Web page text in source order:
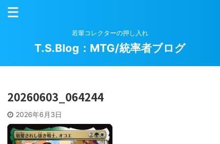
若輩コレクターの押し入れ
T.S.Blog：MTG/統率者ブログ
20260603_064244
2026年6月3日